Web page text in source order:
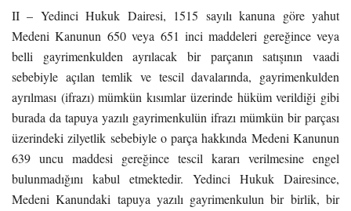
II – Yedinci Hukuk Dairesi, 1515 sayılı kanuna göre yahut
Medeni Kanunun 650 veya 651 inci maddeleri gereğince veya
belli gayrimenkulden ayrılacak bir parçanın satışının vaadi
sebebiyle açılan temlik ve tescil davalarında, gayrimenkulden
ayrılması (ifrazı) mümkün kısımlar üzerinde hüküm verildiği gibi
burada da tapuya yazılı gayrimenkulün ifrazı mümkün bir parçası
üzerindeki zilyetlik sebebiyle o parça hakkında Medeni Kanunun
639 uncu maddesi gereğince tescil kararı verilmesine engel
bulunmadığını kabul etmektedir. Yedinci Hukuk Dairesince,
Medeni Kanundaki tapuya yazılı gayrimenkulun bir birlik, bir